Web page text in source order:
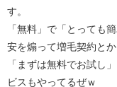
す。
「無料」で「とっても
安を煽って増毛契約とか
「まずは無料でお試し
ビスもやってるぜｗ